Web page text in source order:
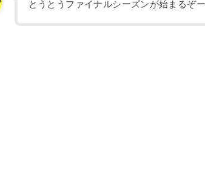
とうとうファイナルシーズンが始まるぞー